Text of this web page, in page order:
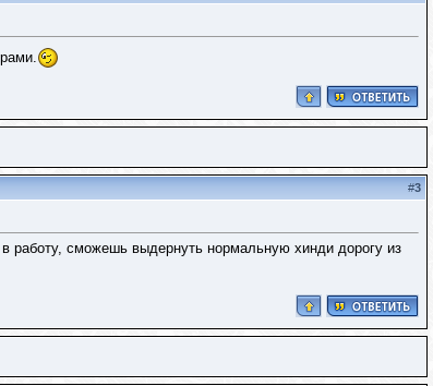
#3
работу, сможешь выдернуть нормальную хинди дорогу из